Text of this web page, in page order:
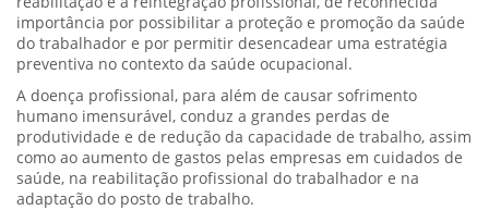
importância por possibilitar a proteção e promoção da saúde
do trabalhador e por permitir desencadear uma estratégia
preventiva no contexto da saúde ocupacional.
A doença profissional, para além de causar sofrimento
humano imensurável, conduz a grandes perdas de
produtividade e de redução da capacidade de trabalho, assim
como ao aumento de gastos pelas empresas em cuidados de
saúde, na reabilitação profissional do trabalhador e na
adaptação do posto de trabalho.